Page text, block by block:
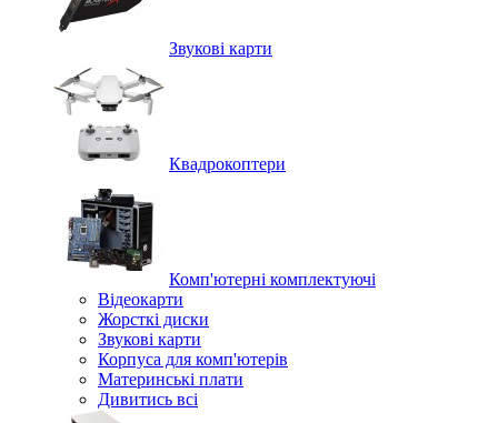
Звукові карти
Квадрокоптери
Комп'ютерні комплектуючі
Відеокарти
Жорсткі диски
Звукові карти
Корпуса для комп'ютерів
Материнські плати
Дивитись всі